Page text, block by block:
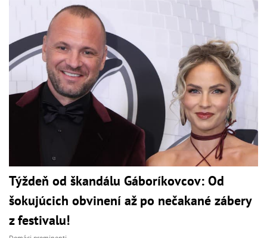
Týždeň od škandálu Gáboríkovcov: Od
šokujúcich obvinení až po nečakané zábery
z festivalu!